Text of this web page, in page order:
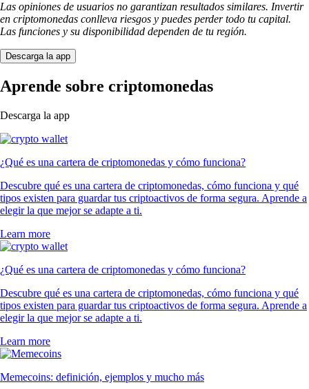
Las opiniones de usuarios no garantizan resultados similares. Invertir
en criptomonedas conlleva riesgos y puedes perder todo tu capital.
Las funciones y su disponibilidad dependen de tu región.
Descarga la app
Aprende sobre criptomonedas
Descarga la app
¿Qué es una cartera de criptomonedas y cómo funciona?
Descubre qué es una cartera de criptomonedas, cómo funciona y qué
tipos existen para guardar tus criptoactivos de forma segura. Aprende a
elegir la que mejor se adapte a ti.
Learn more
¿Qué es una cartera de criptomonedas y cómo funciona?
Descubre qué es una cartera de criptomonedas, cómo funciona y qué
tipos existen para guardar tus criptoactivos de forma segura. Aprende a
elegir la que mejor se adapte a ti.
Learn more
Memecoins: definición, ejemplos y mucho más